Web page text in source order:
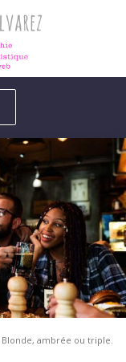
Blonde, ambrée ou triple.